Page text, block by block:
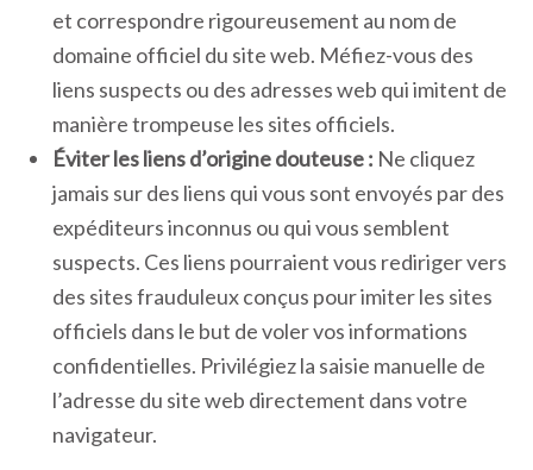
et correspondre rigoureusement au nom de
domaine officiel du site web. Méfiez-vous des
liens suspects ou des adresses web qui imitent de
manière trompeuse les sites officiels.
Éviter les liens d’origine douteuse : Ne cliquez
jamais sur des liens qui vous sont envoyés par des
expéditeurs inconnus ou qui vous semblent
suspects. Ces liens pourraient vous rediriger vers
des sites frauduleux conçus pour imiter les sites
officiels dans le but de voler vos informations
confidentielles. Privilégiez la saisie manuelle de
l’adresse du site web directement dans votre
navigateur.